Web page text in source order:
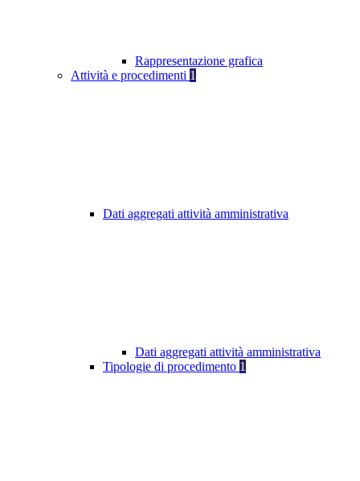
Rappresentazione grafica
Attività e procedimenti 1
Dati aggregati attività amministrativa
Dati aggregati attività amministrativa
Tipologie di procedimento 1